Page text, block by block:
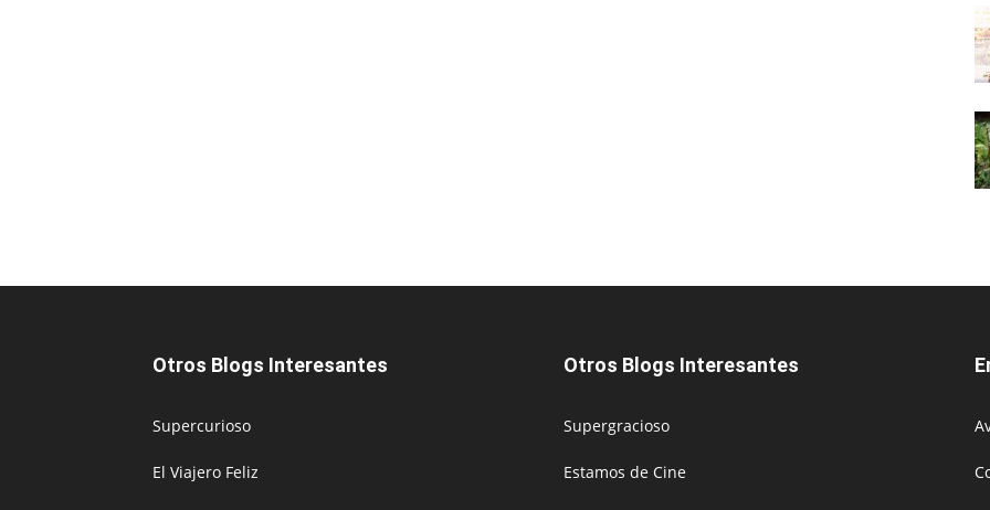
Otros Blogs Interesantes
Supercurioso
El Viajero Feliz
Otros Blogs Interesantes
Supergracioso
Estamos de Cine